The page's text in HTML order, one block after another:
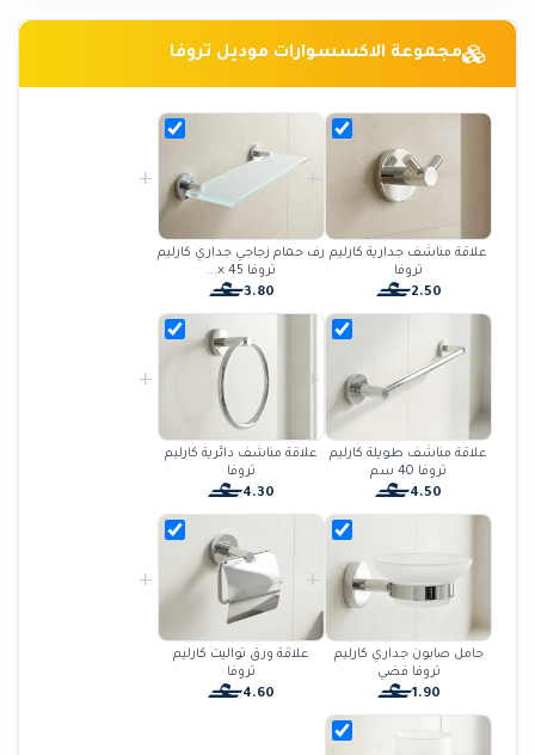
مجموعة الاكسسوارات موديل تروفا
علاقة مناشف جدارية كارليم
تروفا
2.50
+
رف حمام زجاجي جداري كارليم
تروفا 45 ×...
3.80
+
علاقة مناشف طويلة كارليم
تروفا 40 سم
4.50
+
علاقة مناشف دائرية كارليم
تروفا
4.30
+
حامل صابون جداري كارليم
تروفا فضي
1.90
+
علاقة ورق تواليت كارليم
تروفا
4.60
+